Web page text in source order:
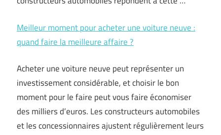
Meilleur moment pour acheter une voiture neuve :
quand faire la meilleure affaire ?
Acheter une voiture neuve peut représenter un
investissement considérable, et choisir le bon
moment pour le faire peut vous faire économiser
des milliers d’euros. Les constructeurs automobiles
et les concessionnaires ajustent régulièrement leurs